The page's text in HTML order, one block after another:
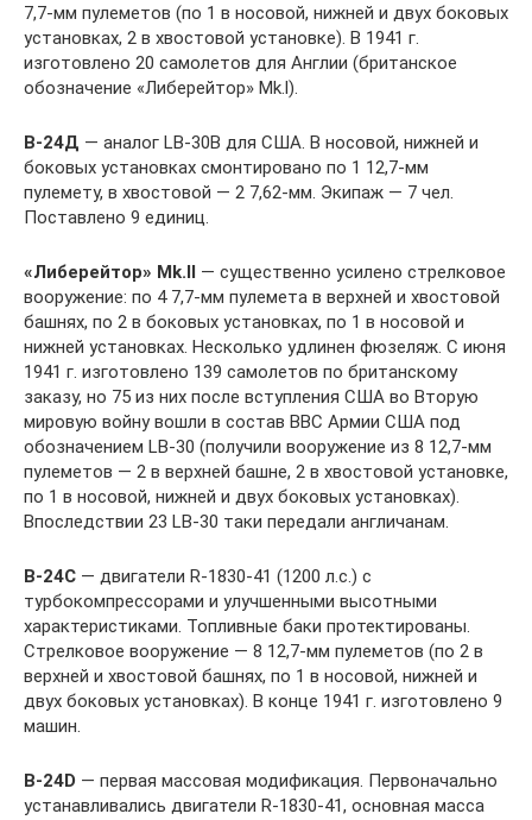
7,7-мм пулеметов (по 1 в носовой, нижней и двух боковых
установках, 2 в хвостовой установке). В 1941 г.
изготовлено 20 самолетов для Англии (британское
обозначение «Либерейтор» Mk.l).
В-24Д — аналог LB-30В для США. В носовой, нижней и
боковых установках смонтировано по 1 12,7-мм
пулемету, в хвостовой — 2 7,62-мм. Экипаж — 7 чел.
Поставлено 9 единиц.
«Либерейтор» Mk.II — существенно усилено стрелковое
вооружение: по 4 7,7-мм пулемета в верхней и хвостовой
башнях, по 2 в боковых установках, по 1 в носовой и
нижней установках. Несколько удлинен фюзеляж. С июня
1941 г. изготовлено 139 самолетов по британскому
заказу, но 75 из них после вступления США во Вторую
мировую войну вошли в состав ВВС Армии США под
обозначением LB-30 (получили вооружение из 8 12,7-мм
пулеметов — 2 в верхней башне, 2 в хвостовой установке,
по 1 в носовой, нижней и двух боковых установках).
Впоследствии 23 LB-30 таки передали англичанам.
В-24С — двигатели R-1830-41 (1200 л.с.) с
турбокомпрессорами и улучшенными высотными
характеристиками. Топливные баки протектированы.
Стрелковое вооружение — 8 12,7-мм пулеметов (по 2 в
верхней и хвостовой башнях, по 1 в носовой, нижней и
двух боковых установках). В конце 1941 г. изготовлено 9
машин.
B-24D — первая массовая модификация. Первоначально
устанавливались двигатели R-1830-41, основная масса